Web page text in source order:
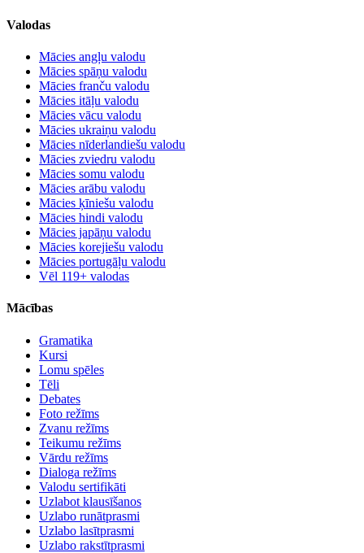
Valodas
Mācies angļu valodu
Mācies spāņu valodu
Mācies franču valodu
Mācies itāļu valodu
Mācies vācu valodu
Mācies ukraiņu valodu
Mācies nīderlandiešu valodu
Mācies zviedru valodu
Mācies somu valodu
Mācies arābu valodu
Mācies ķīniešu valodu
Mācies hindi valodu
Mācies japāņu valodu
Mācies korejiešu valodu
Mācies portugāļu valodu
Vēl 119+ valodas
Mācības
Gramatika
Kursi
Lomu spēles
Tēli
Debates
Foto režīms
Zvanu režīms
Teikumu režīms
Vārdu režīms
Dialoga režīms
Valodu sertifikāti
Uzlabot klausīšanos
Uzlabo runātprasmi
Uzlabo lasītprasmi
Uzlabo rakstītprasmi